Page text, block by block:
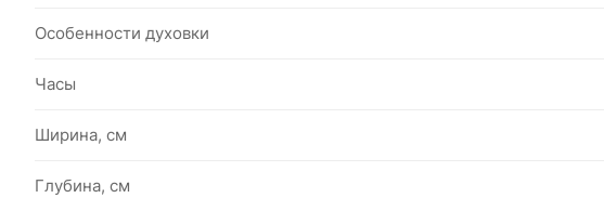
Особенности духовки
Часы
Ширина, см
Глубина, см